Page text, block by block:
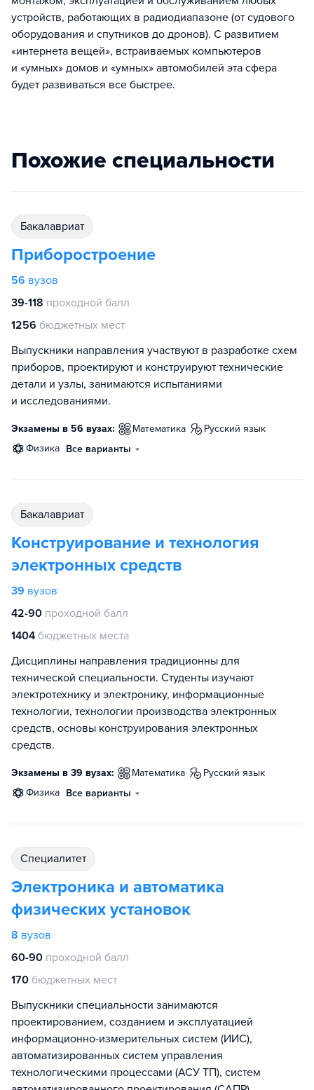
устройств, работающих в радиодиапазоне (от судового
оборудования и спутников до дронов). С развитием
«интернета вещей», встраиваемых компьютеров
и «умных» домов и «умных» автомобилей эта сфера
будет развиваться все быстрее.
Похожие специальности
бакалавриат
Приборостроение
56 вузов
39-118 проходной балл
1256 бюджетных мест
Выпускники направления участвуют в разработке схем
приборов, проектируют и конструируют технические
детали и узлы, занимаются испытаниями
и исследованиями.
Экзамены в 56 вузах: математика
русский язык
физика Все варианты
бакалавриат
Конструирование и технология
электронных средств
39 вузов
42-90 проходной балл
1404 бюджетных места
Дисциплины направления традиционны для
технической специальности. Студенты изучают
электротехнику и электронику, информационные
технологии, технологии производства электронных
средств, основы конструирования электронных
средств.
Экзамены в 39 вузах: математика
русский язык
физика Все варианты
специалитет
Электроника и автоматика
физических установок
8 вузов
60-90 проходной балл
170 бюджетных мест
Выпускники специальности занимаются
проектированием, созданием и эксплуатацией
информационно-измерительных систем (ИИС),
автоматизированных систем управления
технологическими процессами (АСУ ТП), систем